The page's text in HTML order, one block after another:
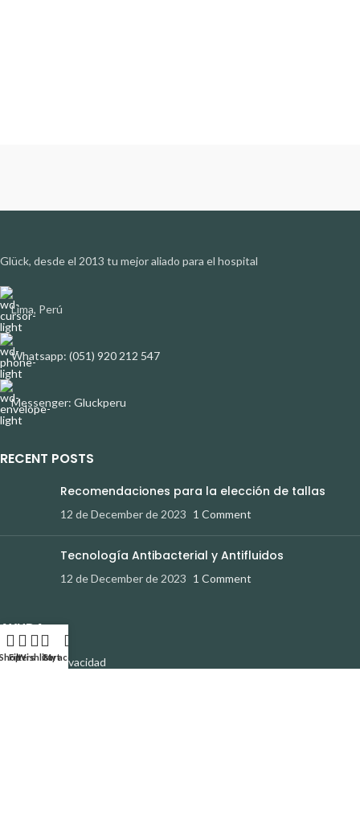
Glück, desde el 2013 tu mejor aliado para el hospital
Lima, Perú
Whatsapp: (051) 920 212 547
Messenger: Gluckperu
RECENT POSTS
Recomendaciones para la elección de tallas
12 de December de 2023 1 Comment
Tecnología Antibacterial y Antifluidos
12 de December de 2023 1 Comment
AYUDA
Política de Privacidad
ShopFilters
WishlistCart
My account